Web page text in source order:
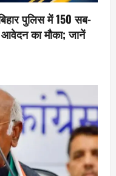
पुलिस में 150 सब-
का मौका; जानें